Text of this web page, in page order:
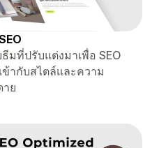
มที่ปรับแต่งมาเพื่อ SEO
ข้ากับสไตล์และความ
ย